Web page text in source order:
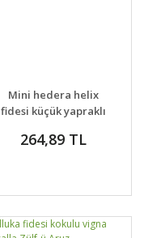
Mini hedera helix
fidesi küçük yapraklı
264,89 TL